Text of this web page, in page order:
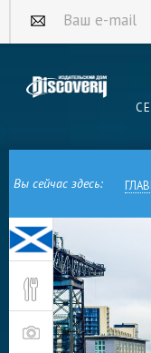
Ваш e-mail
Вы сейчас здесь:
Глазго –
на
всего мира.